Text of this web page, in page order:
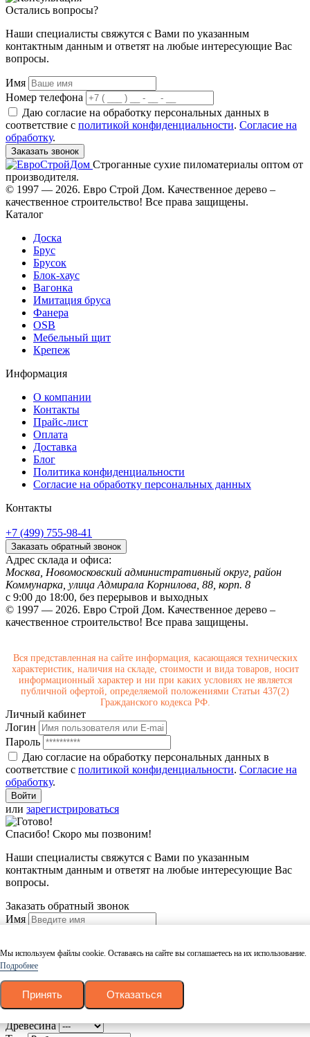
Остались вопросы?
Наши специалисты свяжутся с Вами по указанным
контактным данным и ответят на любые интересующие Вас
вопросы.
Имя
Номер телефона
Даю согласие на обработку персональных данных в
соответствие с политикой конфиденциальности. Согласие на
обработку.
Заказать звонок
Строганные сухие пиломатериалы оптом от
производителя.
© 1997 — 2026. Евро Строй Дом. Качественное дерево –
качественное строительство! Все права защищены.
Каталог
Доска
Брус
Брусок
Блок-хаус
Вагонка
Имитация бруса
Фанера
OSB
Мебельный щит
Крепеж
Информация
О компании
Контакты
Прайс-лист
Оплата
Доставка
Блог
Политика конфиденциальности
Согласие на обработку персональных данных
Контакты
+7 (499) 755-98-41
Заказать обратный звонок
Адрес склада и офиса:
Москва, Новомосковский административный округ, район
Коммунарка, улица Адмирала Корнилова, 88, корп. 8
с 9:00 до 18:00, без перерывов и выходных
© 1997 — 2026. Евро Строй Дом. Качественное дерево –
качественное строительство! Все права защищены.
Вся представленная на сайте информация, касающаяся технических
характеристик, наличия на складе, стоимости и вида товаров, носит
информационный характер и ни при каких условиях не является
публичной офертой, определяемой положениями Статьи 437(2)
Гражданского кодекса РФ.
Личный кабинет
Логин
Пароль
Даю согласие на обработку персональных данных в
соответствие с политикой конфиденциальности. Согласие на
обработку.
или зарегистрироваться
Спасибо! Скоро мы позвоним!
Наши специалисты свяжутся с Вами по указанным
контактным данным и ответят на любые интересующие Вас
вопросы.
Заказать обратный звонок
Имя
Даю согласие на обработку персональных данных в
соответствие с
обработку
Калькулятор пиломатериалов
Древесина
Мы используем файлы cookie. Оставаясь на сайте вы соглашаетесь на их использование.
Подробнее
Принять Отказаться